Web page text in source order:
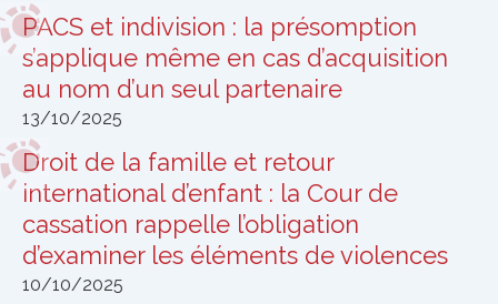
PACS et indivision : la présomption
s’applique même en cas d’acquisition
au nom d’un seul partenaire
13/10/2025
Droit de la famille et retour
international d’enfant : la Cour de
cassation rappelle l’obligation
d’examiner les éléments de violences
10/10/2025